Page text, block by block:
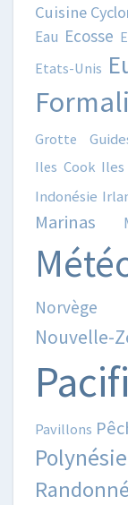
Cuisine
Eau Ecosse
Etats-Unis
Grotte
Iles Cook
Indonésie
Marinas
Norvège
Nouvelle-
Pavillons
Polynésie